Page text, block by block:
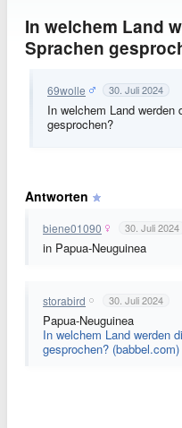
In welchem Land
Sprachen
69wolle 30. Juli 2024
In welchem Land werden
gesprochen?
Antworten
biene01090 30. Juli 2024
in Papua-Neuguinea
storabird 30. Juli 2024
Papua-Neuguinea
In welchem Land werden
gesprochen? (babbel.com)